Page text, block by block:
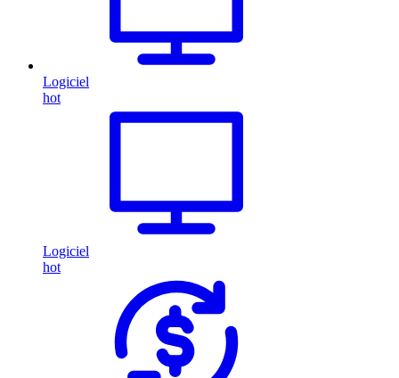
Logiciel
hot
Logiciel
hot